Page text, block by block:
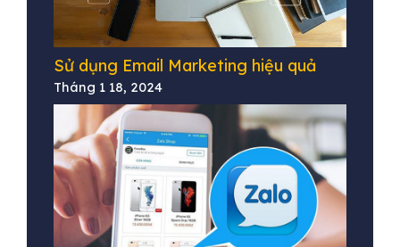
Sử dụng Email Marketing hiệu quả
Tháng 1 18, 2024